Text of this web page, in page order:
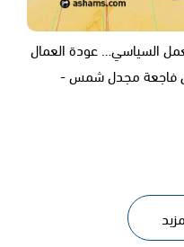
السياسي… عودة العمال
فاجعة مجدل شمس -